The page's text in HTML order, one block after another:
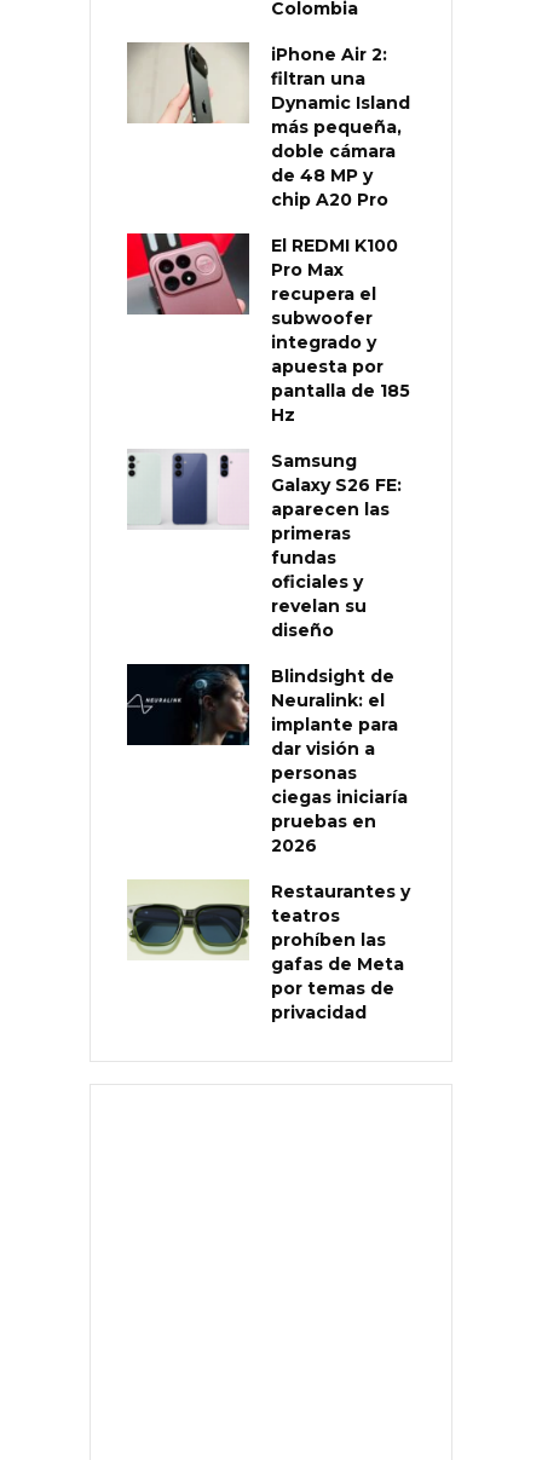
Colombia
iPhone Air 2:
filtran una
Dynamic Island
más pequeña,
doble cámara
de 48 MP y
chip A20 Pro
El REDMI K100
Pro Max
recupera el
subwoofer
integrado y
apuesta por
pantalla de 185
Hz
Samsung
Galaxy S26 FE:
aparecen las
primeras
fundas
oficiales y
revelan su
diseño
Blindsight de
Neuralink: el
implante para
dar visión a
personas
ciegas iniciaría
pruebas en
2026
Restaurantes y
teatros
prohíben las
gafas de Meta
por temas de
privacidad